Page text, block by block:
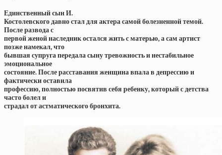
Единственный сын И.
Костолевского давно стал для актера самой болезненной темой.
После развода с
первой женой наследник остался жить с матерью, а сам артист
позже намекал, что
бывшая супруга передала сыну тревожность и нестабильное
эмоциональное
состояние. После расставания женщина впала в депрессию и
фактически оставила
профессию, полностью посвятив себя ребенку, который с детства
часто болел и
страдал от астматического бронхита.